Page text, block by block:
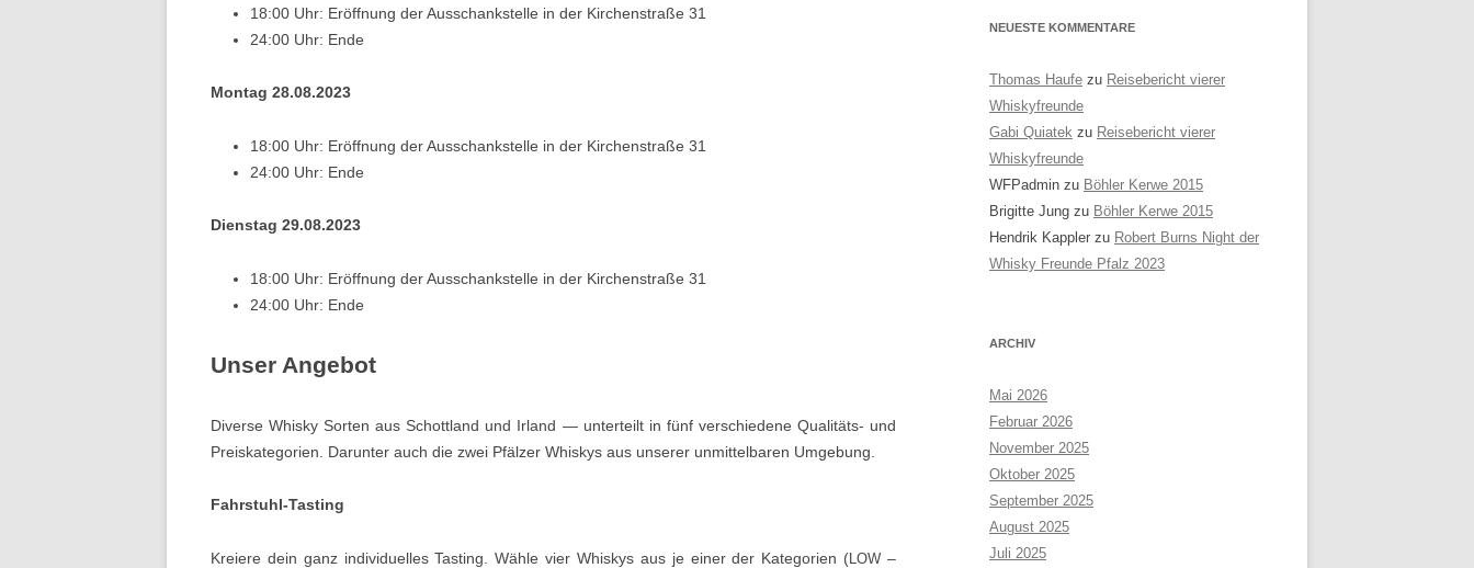
18:00 Uhr: Eröff­nung der Auss­chankstelle in der Kirchen­straße 31
24:00 Uhr: Ende
Montag 28.08.2023
18:00 Uhr: Eröff­nung der Auss­chankstelle in der Kirchen­straße 31
24:00 Uhr: Ende
Dienstag 29.08.2023
18:00 Uhr: Eröff­nung der Auss­chankstelle in der Kirchen­straße 31
24:00 Uhr: Ende
Unser Angebot
Diverse Whisky Sorten aus Schot­t­land und Irland — unterteilt in fünf ver­schiedene Qual­i­täts- und
Preiskat­e­gorien. Darunter auch die zwei Pfälz­er Whiskys aus unser­er unmit­tel­baren Umgebung.
Fahrstuhl-Tasting
Kreiere dein ganz indi­vidu­elles Tast­ing. Wäh­le vier Whiskys aus je ein­er der Kat­e­gorien ( LOW –
NEUESTE KOMMENTARE
Thomas Haufe zu Reisebericht vierer
Whiskyfreunde
Gabi Quiatek zu Reisebericht vierer
Whiskyfreunde
WFPadmin zu Böhler Kerwe 2015
Brigitte Jung zu Böhler Kerwe 2015
Hendrik Kappler zu Robert Burns Night der
Whisky Freunde Pfalz 2023
ARCHIV
Mai 2026
Februar 2026
November 2025
Oktober 2025
September 2025
August 2025
Juli 2025